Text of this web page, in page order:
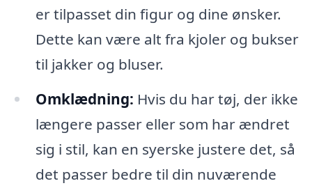
er tilpasset din figur og dine ønsker.
Dette kan være alt fra kjoler og bukser
til jakker og bluser.
Omklædning: Hvis du har tøj, der ikke
længere passer eller som har ændret
sig i stil, kan en syerske justere det, så
det passer bedre til din nuværende